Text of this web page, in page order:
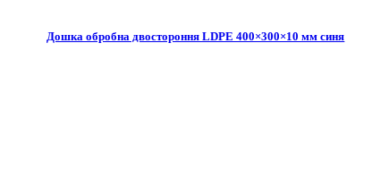
Дошка обробна двостороння LDPE 400×300×10 мм синя